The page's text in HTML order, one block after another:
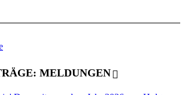
MELDUNGEN